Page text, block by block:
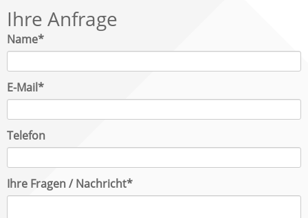
Ihre Anfrage
Pflichtfeld
Name*
Pflichtfeld
E-Mail*
Telefon
Pflichtfeld
Ihre Fragen / Nachricht*